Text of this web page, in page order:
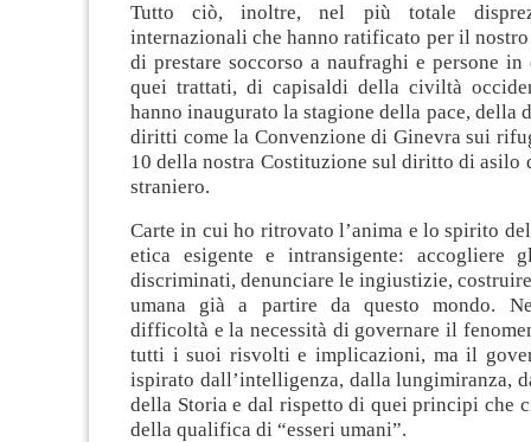
Tutto ciò, inoltre, nel più totale
internazionali che hanno ratificato per il nostro
di prestare soccorso a naufraghi e persone
quei trattati, di capisaldi della civiltà
hanno inaugurato la stagione della pace, della
diritti come la Convenzione di Ginevra sui
10 della nostra Costituzione sul diritto di asilo
straniero.
Carte in cui ho ritrovato l’anima e lo spirito
etica esigente e intransigente: accogliere
discriminati, denunciare le ingiustizie,
umana già a partire da questo mondo.
difficoltà e la necessità di governare il
tutti i suoi risvolti e implicazioni, ma il
ispirato dall’intelligenza, dalla lungimiranza,
della Storia e dal rispetto di quei principi che
della qualifica di “esseri umani”.